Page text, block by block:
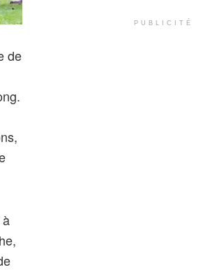
de
PUBLICITÉ